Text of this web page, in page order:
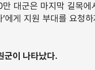
대군은 마지막 길목
에게 지원 부대를 요청
군이 나타났다.